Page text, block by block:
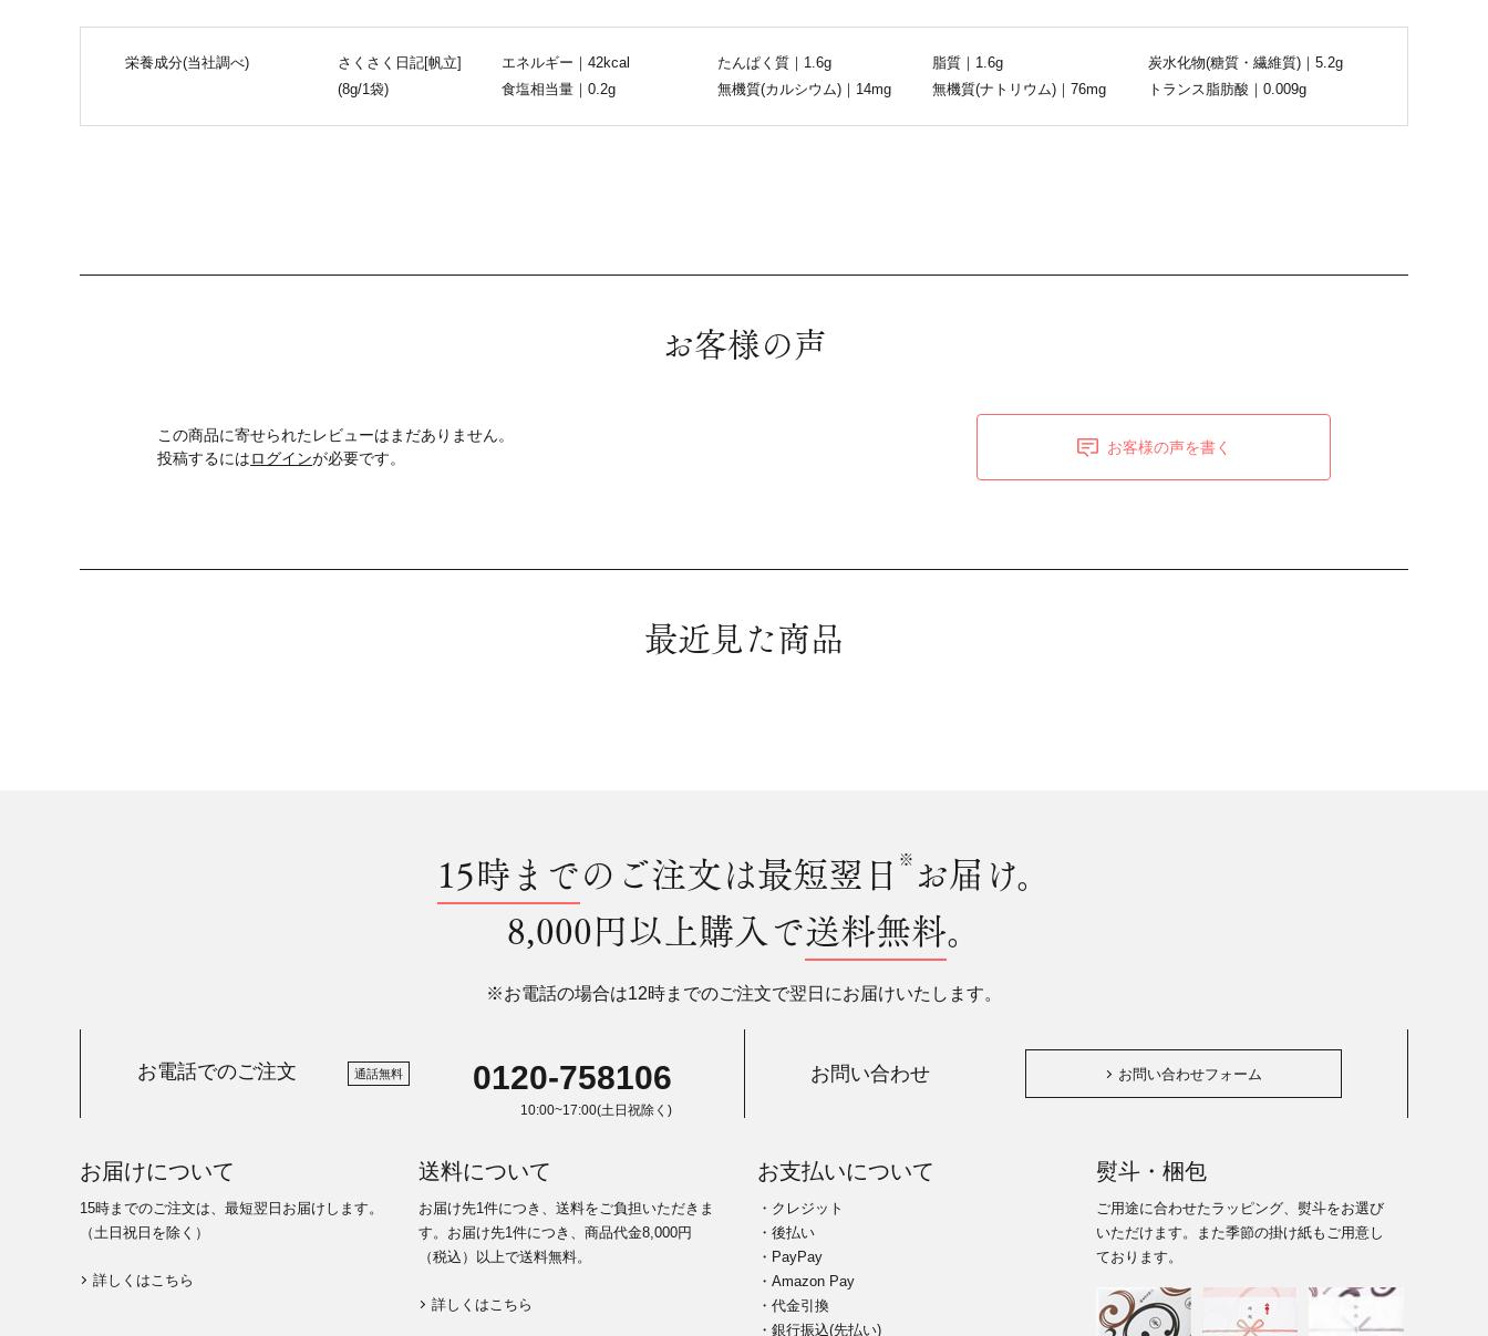
栄養成分(当社調べ)
さくさく日記[帆立]
(8g/1袋)
エネルギー｜42kcal たんぱく質｜1.6g 脂質｜1.6g
炭水化物(糖質・繊維質)｜5.2g
食塩相当量｜0.2g
無機質(カルシウム)｜14mg 無機質(ナトリウム)｜76mg トランス脂肪酸｜0.009g
お客様の声
この商品に寄せられたレビューはまだありません。
投稿するにはログインが必要です。
お客様の声を書く
最近見た商品
15時までのご注文は最短翌日 ※ お届け。
8,000円以上購入で送料無料。
※お電話の場合は12時までのご注文で翌日にお届けいたします。
お電話でのご注文 通話無料 0120-758106
10:00~17:00(土日祝除く)
お問い合わせ お問い合わせフォーム
お届けについて
15時までのご注文は、最短翌日お届けします。
（土日祝日を除く）
詳しくはこちら
送料について
お届け先1件につき、送料をご負担いただきま
す。お届け先1件につき、商品代金8,000円
（税込）以上で送料無料。
詳しくはこちら
お支払いについて
・クレジット
・後払い
・PayPay
・Amazon Pay
・代金引換
・銀行振込(先払い)
熨斗・梱包
ご用途に合わせたラッピング、熨斗をお選び
いただけます。また季節の掛け紙もご用意し
ております。